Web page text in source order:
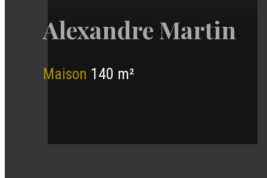
Alexandre Martin
Maison 140 m²